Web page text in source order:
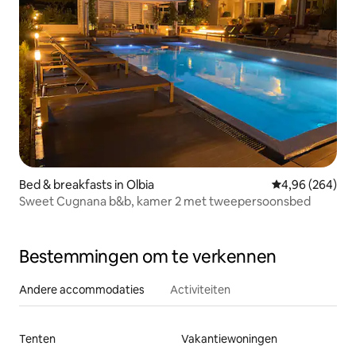
Bed & breakfasts in Olbia Gemiddelde
4,96 (264)
Sweet Cugnana b&b, kamer 2 met tweepersoonsbed
Bestemmingen om te verkennen
Andere accommodaties Activiteiten
Tenten
Vakantiewoningen